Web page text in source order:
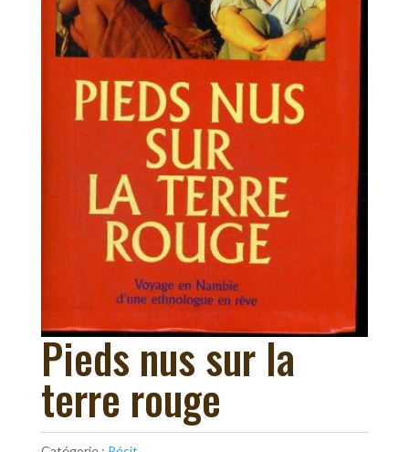
Pieds nus sur la
terre rouge